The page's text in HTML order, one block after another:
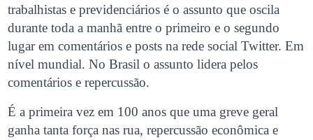
trabalhistas e previdenciários é o assunto que oscila
durante toda a manhã entre o primeiro e o segundo
lugar em comentários e posts na rede social Twitter. Em
nível mundial. No Brasil o assunto lidera pelos
comentários e repercussão.
É a primeira vez em 100 anos que uma greve geral
ganha tanta força nas rua, repercussão econômica e